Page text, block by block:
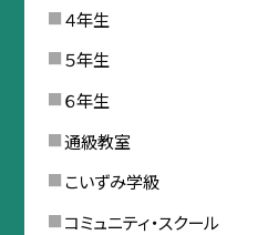
４年生
５年生
６年生
通級教室
こいずみ学級
コミュニティ・スクール